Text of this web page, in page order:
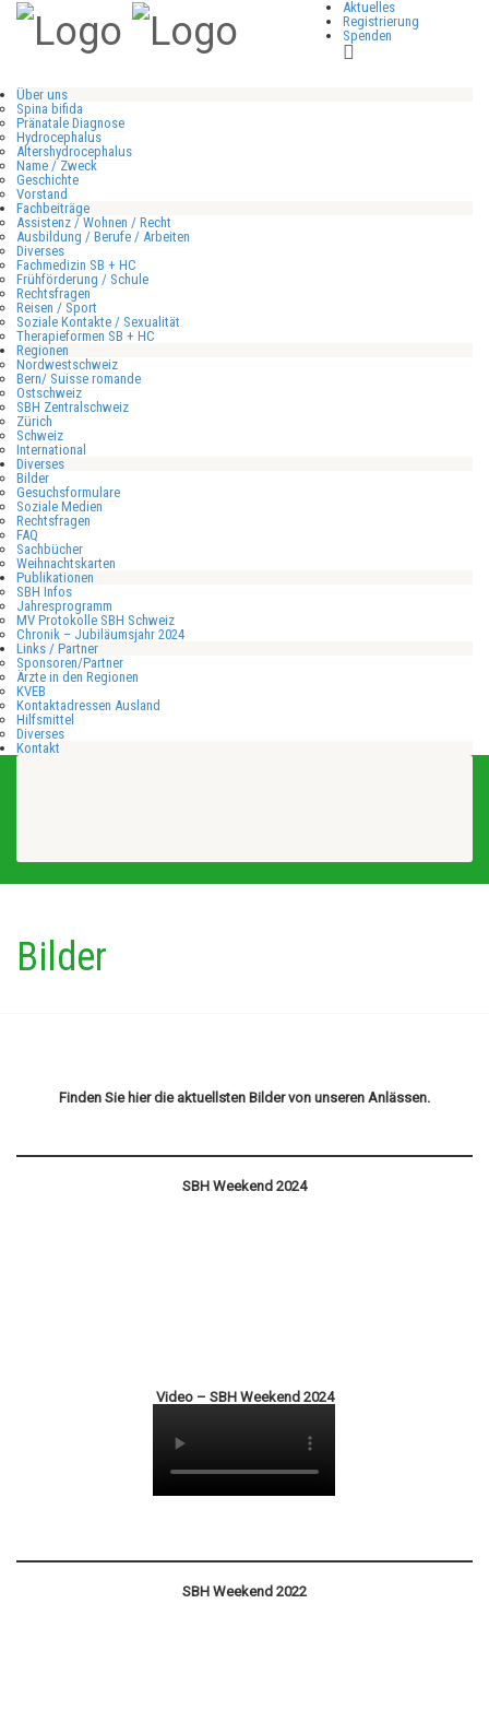
Aktuelles
Registrierung
Spenden
Über uns
Spina bifida
Pränatale Diagnose
Hydrocephalus
Altershydrocephalus
Name / Zweck
Geschichte
Vorstand
Fachbeiträge
Assistenz / Wohnen / Recht
Ausbildung / Berufe / Arbeiten
Diverses
Fachmedizin SB + HC
Frühförderung / Schule
Rechtsfragen
Reisen / Sport
Soziale Kontakte / Sexualität
Therapieformen SB + HC
Regionen
Nordwestschweiz
Bern/ Suisse romande
Ostschweiz
SBH Zentralschweiz
Zürich
Schweiz
International
Diverses
Bilder
Gesuchsformulare
Soziale Medien
Rechtsfragen
FAQ
Sachbücher
Weihnachtskarten
Publikationen
SBH Infos
Jahresprogramm
MV Protokolle SBH Schweiz
Chronik – Jubiläumsjahr 2024
Links / Partner
Sponsoren/Partner
Ärzte in den Regionen
KVEB
Kontaktadressen Ausland
Hilfsmittel
Diverses
Kontakt
Bilder
Finden Sie hier die aktuellsten Bilder von unseren Anlässen.
SBH Weekend 2024
Video – SBH Weekend 2024
SBH Weekend 2022